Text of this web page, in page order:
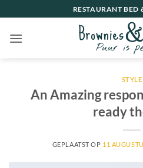
naar
inhoud
RESTAURANT BED
STYLE
An Amazing
ready
GEPLAATST OP 11